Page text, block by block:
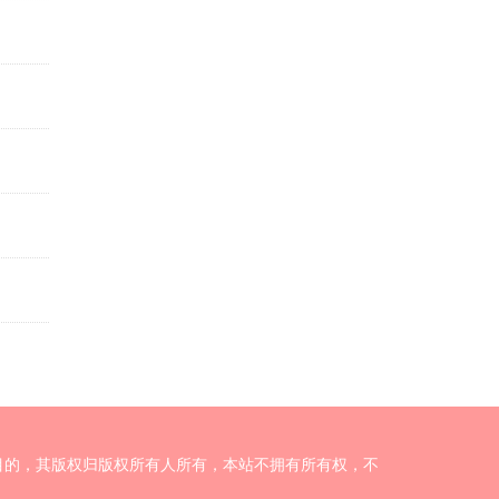
，其版权归版权所有人所有，本站不拥有所有权，不